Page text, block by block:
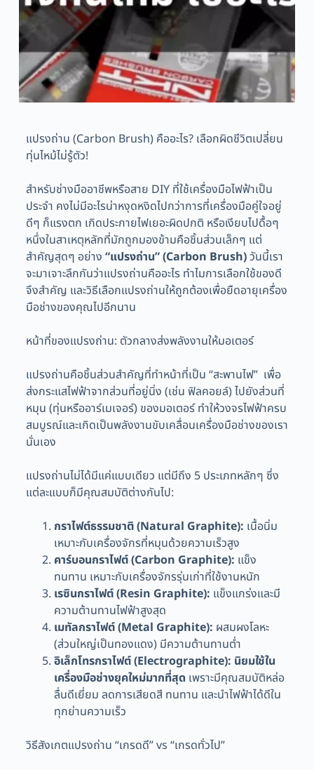
แปรงถ่าน (Carbon Brush) คืออะไร? เลือกผิดชีวิตเปลี่ยน
ทุ่นไหม้ไม่รู้ตัว!
สำหรับช่างมืออาชีพหรือสาย DIY ที่ใช้เครื่องมือไฟฟ้าเป็น
ประจำ คงไม่มีอะไรน่าหงุดหงิดไปกว่าการที่เครื่องมือคู่ใจอยู่
ดีๆ ก็แรงตก เกิดประกายไฟเยอะผิดปกติ หรือเงียบไปดื้อๆ
หนึ่งในสาเหตุหลักที่มักถูกมองข้ามคือชิ้นส่วนเล็กๆ แต่
สำคัญสุดๆ อย่าง “แปรงถ่าน” (Carbon Brush)วันนี้เรา
จะมาเจาะลึกกันว่าแปรงถ่านคืออะไร ทำไมการเลือกใช้ของดี
จึงสำคัญ และวิธีเลือกแปรงถ่านให้ถูกต้องเพื่อยืดอายุเครื่อง
มือช่างของคุณไปอีกนาน
หน้าที่ของแปรงถ่าน: ตัวกลางส่งพลังงานให้มอเตอร์
แปรงถ่านคือชิ้นส่วนสำคัญที่ทำหน้าที่เป็น “สะพานไฟ” เพื่อ
ส่งกระแสไฟฟ้าจากส่วนที่อยู่นิ่ง (เช่น ฟิลคอยล์) ไปยังส่วนที่
หมุน (ทุ่นหรืออาร์เมเจอร์) ของมอเตอร์ ทำให้วงจรไฟฟ้าครบ
สมบูรณ์และเกิดเป็นพลังงานขับเคลื่อนเครื่องมือช่างของเรา
นั่นเอง
แปรงถ่านไม่ได้มีแค่แบบเดียว แต่มีถึง 5 ประเภทหลักๆ ซึ่ง
แต่ละแบบก็มีคุณสมบัติต่างกันไป:
กราไฟต์ธรรมชาติ (Natural Graphite): เนื้อนิ่ม
เหมาะกับเครื่องจักรที่หมุนด้วยความเร็วสูง
คาร์บอนกราไฟต์ (Carbon Graphite): แข็ง
ทนทาน เหมาะกับเครื่องจักรรุ่นเก่าที่ใช้งานหนัก
เรซินกราไฟต์ (Resin Graphite): แข็งแกร่งและมี
ความต้านทานไฟฟ้าสูงสุด
เมทัลกราไฟต์ (Metal Graphite): ผสมผงโลหะ
(ส่วนใหญ่เป็นทองแดง) มีความต้านทานต่ำ
อิเล็กโทรกราไฟต์ (Electrographite): นิยมใช้ใน
เครื่องมือช่างยุคใหม่มากที่สุด เพราะมีคุณสมบัติหล่อ
ลื่นดีเยี่ยม ลดการเสียดสี ทนทาน และนำไฟฟ้าได้ดีใน
ทุกย่านความเร็ว
วิธีสังเกตแปรงถ่าน “เกรดดี” vs “เกรดทั่วไป”